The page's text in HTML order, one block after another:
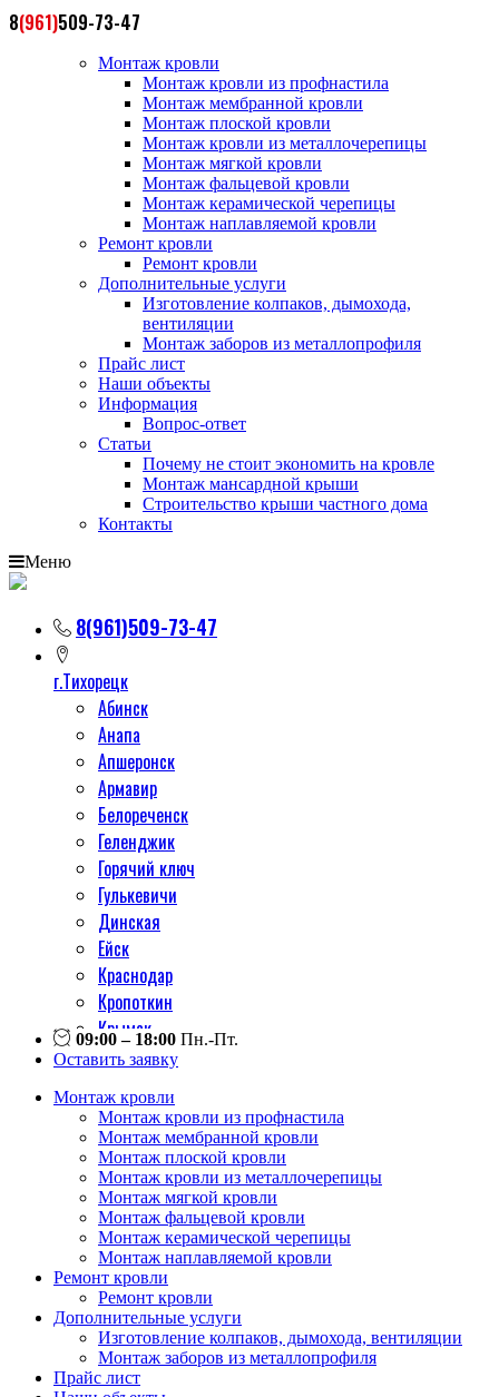
8(961)509-73-47
Монтаж кровли
Монтаж кровли из профнастила
Монтаж мембранной кровли
Монтаж плоской кровли
Монтаж кровли из металлочерепицы
Монтаж мягкой кровли
Монтаж фальцевой кровли
Монтаж керамической черепицы
Монтаж наплавляемой кровли
Ремонт кровли
Ремонт кровли
Дополнительные услуги
Изготовление колпаков, дымохода,
вентиляции
Монтаж заборов из металлопрофиля
Прайс лист
Наши объекты
Информация
Вопрос-ответ
Статьи
Почему не стоит экономить на кровле
Монтаж мансардной крыши
Строительство крыши частного дома
Контакты
Меню
8(961)509-73-47
г.Тихорецк
Абинск
Анапа
Апшеронск
Армавир
Белореченск
Геленджик
Горячий ключ
Гулькевичи
Динская
Ейск
Краснодар
Кропоткин
Крымск
Кореновск
Лабинск
Майкоп
Новороссийск
Новокубанск
Приморско-ахтарск
Славянск на кубани
Сочи
Темрюк
Тимашевск
Тихорецк
Туапсе
09:00 – 18:00 Пн.-Пт.
Оставить заявку
Монтаж кровли
Монтаж кровли из профнастила
Монтаж мембранной кровли
Монтаж плоской кровли
Монтаж кровли из металлочерепицы
Монтаж мягкой кровли
Монтаж фальцевой кровли
Монтаж керамической черепицы
Монтаж наплавляемой кровли
Ремонт кровли
Ремонт кровли
Дополнительные услуги
Изготовление колпаков, дымохода, вентиляции
Монтаж заборов из металлопрофиля
Прайс лист